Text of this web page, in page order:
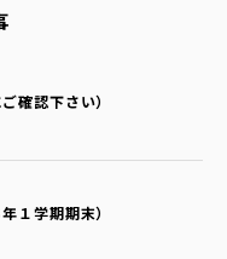
確認下さい）
１学期期末）